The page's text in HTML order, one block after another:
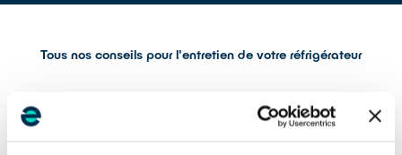
Tous nos conseils pour l'entretien de votre réfrigérateur
Frigo bien installé = frigo en bonne santé !